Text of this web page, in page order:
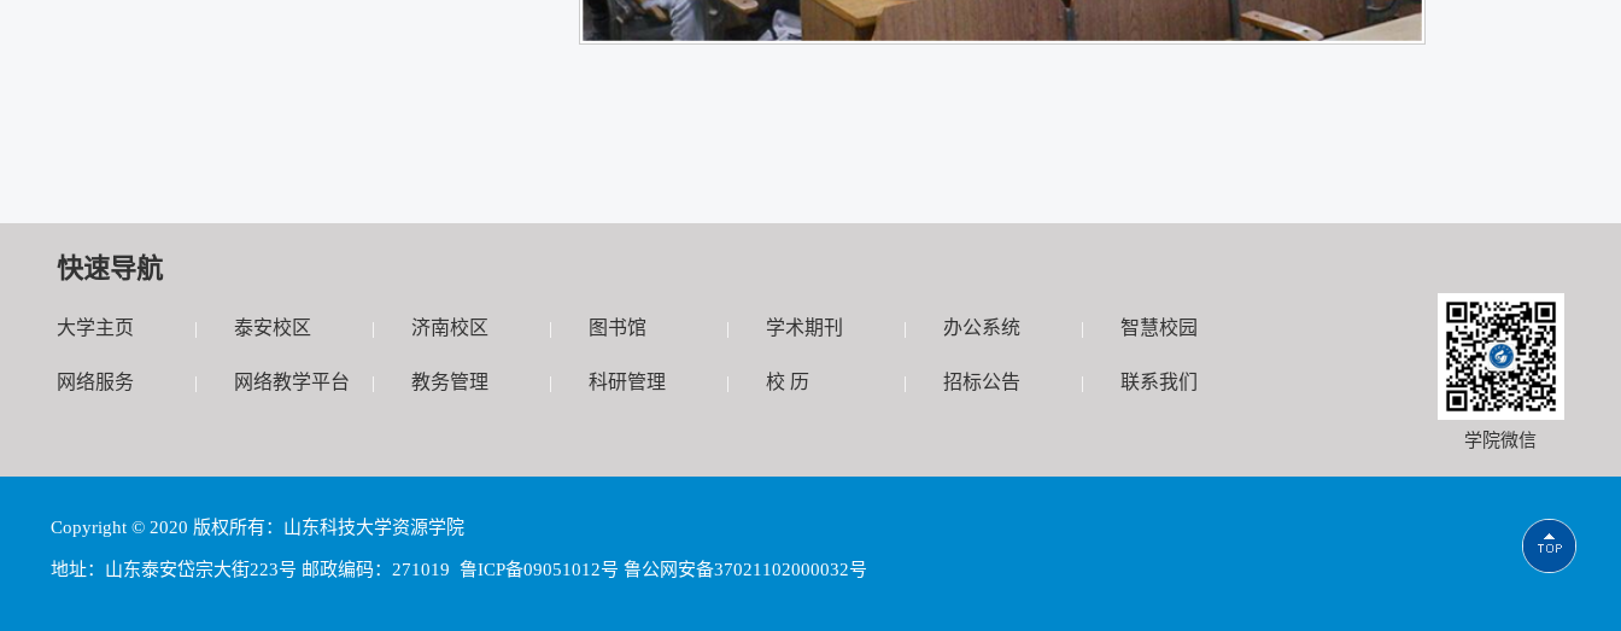
快速导航
大学主页 | 泰安校区 | 济南校区 | 图书馆 | 学术期刊 | 办公系统 | 智慧校园
网络服务 | 网络教学平台 | 教务管理 | 科研管理 | 校 历 | 招标公告 | 联系我们
学院微信
Copyright © 2020 版权所有：山东科技大学资源学院
地址：山东泰安岱宗大街223号 邮政编码：271019 鲁ICP备09051012号 鲁公网安备37021102000032号